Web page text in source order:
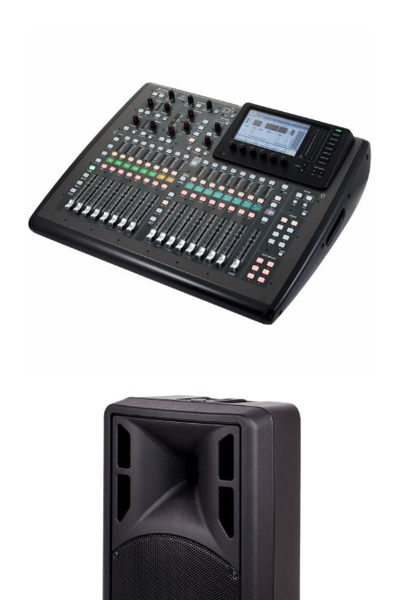
Microfoane pt Camere Video
Microfoane pt instalatii si
Microfoane Ribbon
Microfoane stereo
Microfoane Suspendabile
Microfoane wireless si sisteme
Stative de microfon
Controllere MIDI - USB DAW
Controllere monitoare de studio
Interfete MIDI si Cabluri Midi-USB
Microfoane de studio
Monitoare de studio
Preamplificatoare